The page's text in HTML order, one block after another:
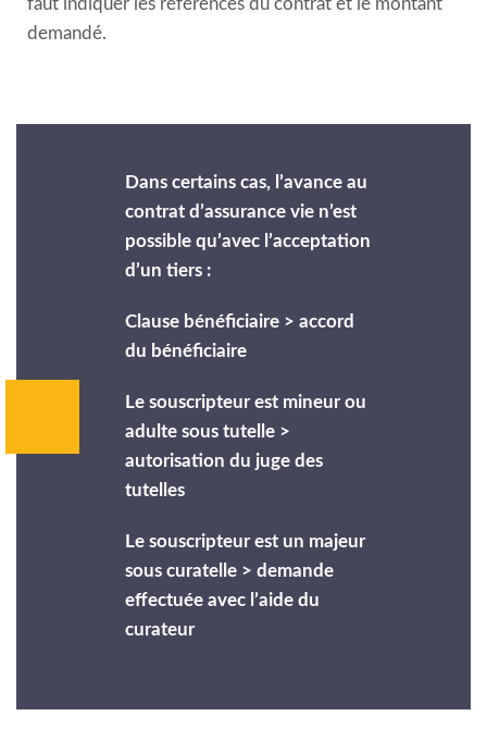
faut indiquer les références du contrat et le montant
demandé.
Dans certains cas, l’avance au
contrat d’assurance vie n’est
possible qu’avec l’acceptation
d’un tiers :
Clause bénéficiaire > accord
du bénéficiaire
Le souscripteur est mineur ou
adulte sous tutelle >
autorisation du juge des
tutelles
Le souscripteur est un majeur
sous curatelle > demande
effectuée avec l’aide du
curateur